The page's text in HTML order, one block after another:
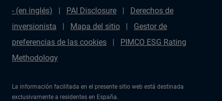
- (en inglés)
PAI Disclosure
Derechos de
inversionista
Mapa del sitio
Gestor de
preferencias de las cookies
PIMCO ESG Rating
Methodology
La información facilitada en el presente sitio web está destinada
exclusivamente a residentes en España.